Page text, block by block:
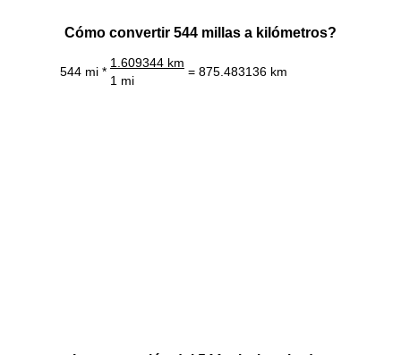
Cómo convertir 544 millas a kilómetros?
544 mi *
1.609344 km
= 875.483136 km
1 mi